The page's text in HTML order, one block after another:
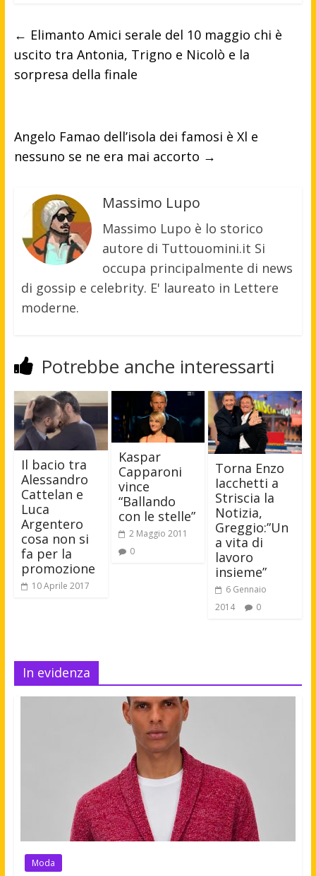
← Elimanto Amici serale del 10 maggio chi è
uscito tra Antonia, Trigno e Nicolò e la
sorpresa della finale
Angelo Famao dell’isola dei famosi è Xl e
nessuno se ne era mai accorto →
Massimo Lupo
Massimo Lupo è lo storico
autore di Tuttouomini.it Si
occupa principalmente di news
di gossip e celebrity. E' laureato in Lettere
moderne.
Potrebbe anche interessarti
Il bacio tra
Alessandro
Cattelan e
Luca
Argentero
cosa non si
fa per la
promozione
10 Aprile 2017
Kaspar
Capparoni
vince
“Ballando
con le stelle”
2 Maggio 2011
0
Torna Enzo
Iacchetti a
Striscia la
Notizia,
Greggio:”Un
a vita di
lavoro
insieme”
6 Gennaio
2014
0
In evidenza
Moda